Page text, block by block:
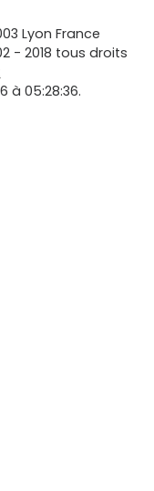
Lyon France
- 2018 tous droits
à 05:28:36.